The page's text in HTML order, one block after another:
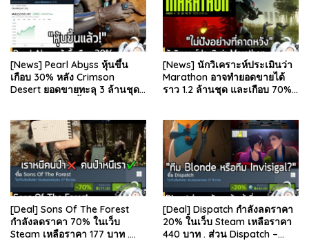
[News] Pearl Abyss หุ้นขึ้น
เกือบ 30% หลัง Crimson
Desert ยอดขายทะลุ 3 ล้านชุด
[News] นักวิเคราะห์ประเมินว่า
Marathon อาจทำยอดขายได้
ราว 1.2 ล้านชุด และเกือบ 70%
[Deal] Sons Of The Forest
กำลังลดราคา 70% ในเว็บ
Steam เหลือราคา 177 บาท .
[Deal] Dispatch กำลังลดราคา
20% ในเว็บ Steam เหลือราคา
440 บาท . ส่วน Dispatch –